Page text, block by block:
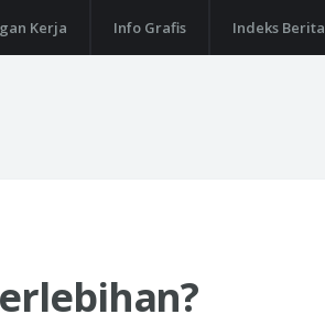
Kerja Info Grafis Indeks Berita